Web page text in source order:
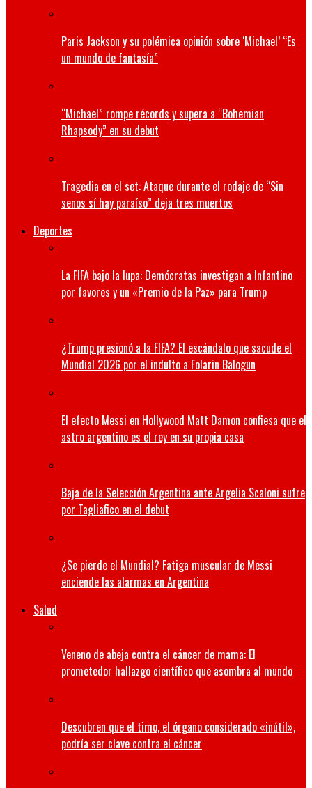
Paris Jackson y su polémica opinión sobre ‘Michael’ “Es
un mundo de fantasía”
“Michael” rompe récords y supera a “Bohemian
Rhapsody” en su debut
Tragedia en el set: Ataque durante el rodaje de “Sin
senos sí hay paraíso” deja tres muertos
Deportes
La FIFA bajo la lupa: Demócratas investigan a Infantino
por favores y un «Premio de la Paz» para Trump
¿Trump presionó a la FIFA? El escándalo que sacude el
Mundial 2026 por el indulto a Folarin Balogun
El efecto Messi en Hollywood Matt Damon confiesa que el
astro argentino es el rey en su propia casa
Baja de la Selección Argentina ante Argelia Scaloni sufre
por Tagliafico en el debut
¿Se pierde el Mundial? Fatiga muscular de Messi
enciende las alarmas en Argentina
Salud
Veneno de abeja contra el cáncer de mama: El
prometedor hallazgo científico que asombra al mundo
Descubren que el timo, el órgano considerado «inútil»,
podría ser clave contra el cáncer